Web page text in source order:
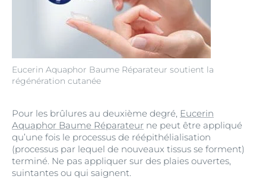
Eucerin Aquaphor Baume Réparateur soutient la
régénération cutanée
Pour les brûlures au deuxième degré, Eucerin
Aquaphor Baume Réparateur ne peut être appliqué
qu’une fois le processus de réépithélialisation
(processus par lequel de nouveaux tissus se forment)
terminé. Ne pas appliquer sur des plaies ouvertes,
suintantes ou qui saignent.